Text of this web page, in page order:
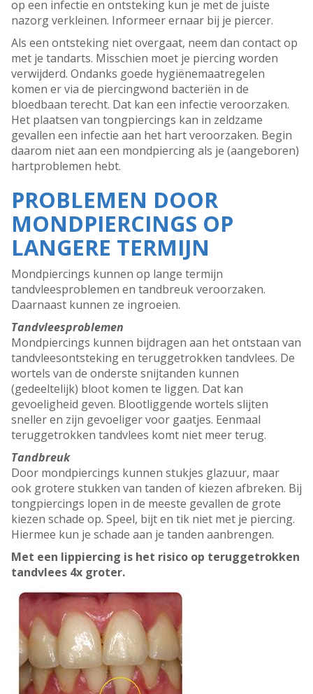
op een infectie en ontsteking kun je met de juiste
nazorg verkleinen. Informeer ernaar bij je piercer.
Als een ontsteking niet overgaat, neem dan contact op
met je tandarts. Misschien moet je piercing worden
verwijderd. Ondanks goede hygiënemaatregelen
komen er via de piercingwond bacteriën in de
bloedbaan terecht. Dat kan een infectie veroorzaken.
Het plaatsen van tongpiercings kan in zeldzame
gevallen een infectie aan het hart veroorzaken. Begin
daarom niet aan een mondpiercing als je (aangeboren)
hartproblemen hebt.
PROBLEMEN DOOR
MONDPIERCINGS OP
LANGERE TERMIJN
Mondpiercings kunnen op lange termijn
tandvleesproblemen en tandbreuk veroorzaken.
Daarnaast kunnen ze ingroeien.
Tandvleesproblemen
Mondpiercings kunnen bijdragen aan het ontstaan van
tandvleesontsteking en teruggetrokken tandvlees. De
wortels van de onderste snijtanden kunnen
(gedeeltelijk) bloot komen te liggen. Dat kan
gevoeligheid geven. Blootliggende wortels slijten
sneller en zijn gevoeliger voor gaatjes. Eenmaal
teruggetrokken tandvlees komt niet meer terug.
Tandbreuk
Door mondpiercings kunnen stukjes glazuur, maar
ook grotere stukken van tanden of kiezen afbreken. Bij
tongpiercings lopen in de meeste gevallen de grote
kiezen schade op. Speel, bijt en tik niet met je piercing.
Hiermee kun je schade aan je tanden aanbrengen.
Met een lippiercing is het risico op teruggetrokken
tandvlees 4x groter.